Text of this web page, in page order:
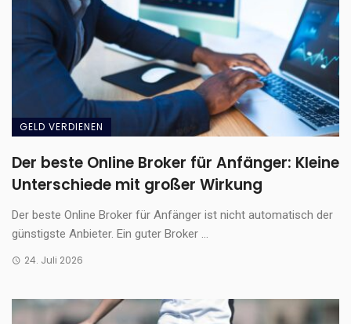
GELD VERDIENEN
Der beste Online Broker für Anfänger: Kleine
Unterschiede mit großer Wirkung
Der beste Online Broker für Anfänger ist nicht automatisch der
günstigste Anbieter. Ein guter Broker ...
24. Juli 2026